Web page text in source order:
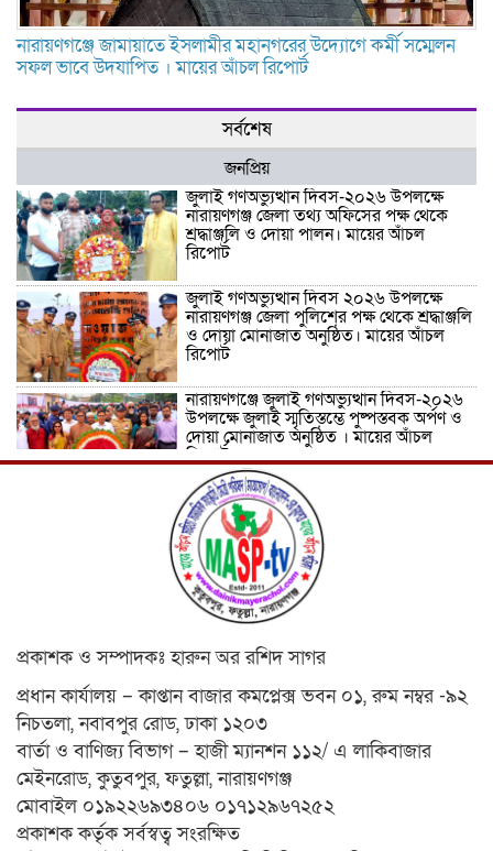
নারায়ণগঞ্জে জামায়াতে ইসলামীর মহানগরের উদ্যোগে কর্মী সম্মেলন
সফল ভাবে উদযাপিত । মায়ের আঁচল রিপোর্ট
সর্বশেষ
জনপ্রিয়
জুলাই গণঅভ্যুত্থান দিবস-২০২৬ উপলক্ষে
নারায়ণগঞ্জ জেলা তথ্য অফিসের পক্ষ থেকে
শ্রদ্ধাঞ্জলি ও দোয়া পালন। মায়ের আঁচল
রিপোর্ট
জুলাই গণঅভ্যুত্থান দিবস ২০২৬ উপলক্ষে
নারায়ণগঞ্জ জেলা পুলিশের পক্ষ থেকে শ্রদ্ধাঞ্জলি
ও দোয়া মোনাজাত অনুষ্ঠিত। মায়ের আঁচল
রিপোর্ট
নারায়ণগঞ্জে জুলাই গণঅভ্যুত্থান দিবস-২০২৬
উপলক্ষে জুলাই স্মৃতিস্তম্ভে পুষ্পস্তবক অর্পণ ও
দোয়া মোনাজাত অনুষ্ঠিত । মায়ের আঁচল
রিপোর্ট
ICJ Global Media Group LLC and
SAARC Journalist Forum Sign
Strategic MoU to Strengthen Global
Journalism Cooperation/ आईसीजे
ग्लोबल मीडिया ग्रुप एलएलसी और सार्क
पत्रकार फोरम वैश्विक पत्रकारिता सहयोग को मजबूत करने के लिए
रणनीतिक समझौता ज्ञापन पर हस्ताक्षर करते हैं
वीरगञ्ज महानगरपालिका वडा नं. २६ को नव
निर्मित वडा कार्यालय र स्वास्थ्य चौकी भवनको
उद्घाटन/ নেপালের বীরগঞ্জ পৌরসভা ২৬ নম্বর
ওয়ার্ডের নবনির্মিত ওয়ার্ড কার্যালয় ও
স্বাস্থ্যকেন্দ্র ভবনের উদ্বোধন ।
মেধাবী শিক্ষার্থী ফাতেমা আক্তার মাহমুদা
এলএলবি ফাইনাল পরীক্ষা-২০২৩-এ উত্তীর্ণ।
মায়ের আঁচল রিপোর্ট
প্রকাশক ও সম্পাদকঃ হারুন অর রশিদ সাগর
প্রধান কার্যালয় – কাপ্তান বাজার কমপ্লেক্স ভবন ০১, রুম নম্বর -৯২
নিচতলা, নবাবপুর রোড, ঢাকা ১২০৩
বার্তা ও বাণিজ্য বিভাগ – হাজী ম্যানশন ১১২/ এ লাকিবাজার
মেইনরোড, কুতুবপুর, ফতুল্লা, নারায়ণগঞ্জ
মোবাইল ০১৯২২৬৯৩৪০৬ ০১৭১২৯৬৭২৫২
প্রকাশক কর্তৃক সর্বস্বত্ব সংরক্ষিত